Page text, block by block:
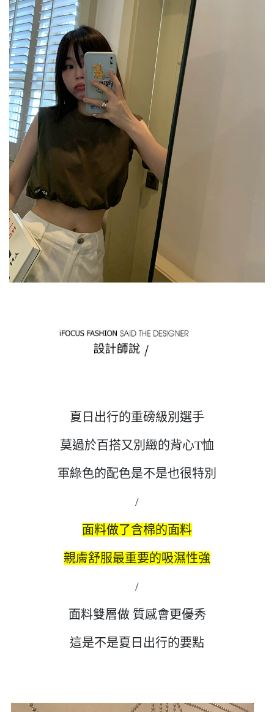
夏日出行的重磅級別選手
莫過於百搭又別緻的背心T恤
軍綠色的配色是不是也很特別
/
面料做了含棉的面料
親膚舒服最重要的吸濕性強
/
面料雙層做 質感會更優秀
這是不是夏日出行的要點